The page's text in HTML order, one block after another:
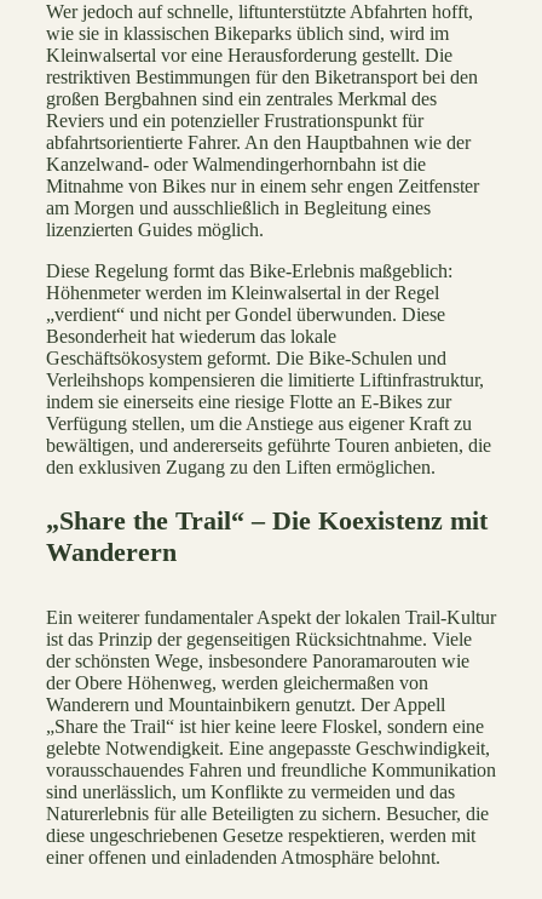
Wer jedoch auf schnelle, liftunterstützte Abfahrten hofft,
wie sie in klassischen Bikeparks üblich sind, wird im
Kleinwalsertal vor eine Herausforderung gestellt. Die
restriktiven Bestimmungen für den Biketransport bei den
großen Bergbahnen sind ein zentrales Merkmal des
Reviers und ein potenzieller Frustrationspunkt für
abfahrtsorientierte Fahrer. An den Hauptbahnen wie der
Kanzelwand- oder Walmendingerhornbahn ist die
Mitnahme von Bikes nur in einem sehr engen Zeitfenster
am Morgen und ausschließlich in Begleitung eines
lizenzierten Guides möglich.
Diese Regelung formt das Bike-Erlebnis maßgeblich:
Höhenmeter werden im Kleinwalsertal in der Regel
„verdient“ und nicht per Gondel überwunden. Diese
Besonderheit hat wiederum das lokale
Geschäftsökosystem geformt. Die Bike-Schulen und
Verleihshops kompensieren die limitierte Liftinfrastruktur,
indem sie einerseits eine riesige Flotte an E-Bikes zur
Verfügung stellen, um die Anstiege aus eigener Kraft zu
bewältigen, und andererseits geführte Touren anbieten, die
den exklusiven Zugang zu den Liften ermöglichen.
„Share the Trail“ – Die Koexistenz mit
Wanderern
Ein weiterer fundamentaler Aspekt der lokalen Trail-Kultur
ist das Prinzip der gegenseitigen Rücksichtnahme. Viele
der schönsten Wege, insbesondere Panoramarouten wie
der Obere Höhenweg, werden gleichermaßen von
Wanderern und Mountainbikern genutzt. Der Appell
„Share the Trail“ ist hier keine leere Floskel, sondern eine
gelebte Notwendigkeit. Eine angepasste Geschwindigkeit,
vorausschauendes Fahren und freundliche Kommunikation
sind unerlässlich, um Konflikte zu vermeiden und das
Naturerlebnis für alle Beteiligten zu sichern. Besucher, die
diese ungeschriebenen Gesetze respektieren, werden mit
einer offenen und einladenden Atmosphäre belohnt.